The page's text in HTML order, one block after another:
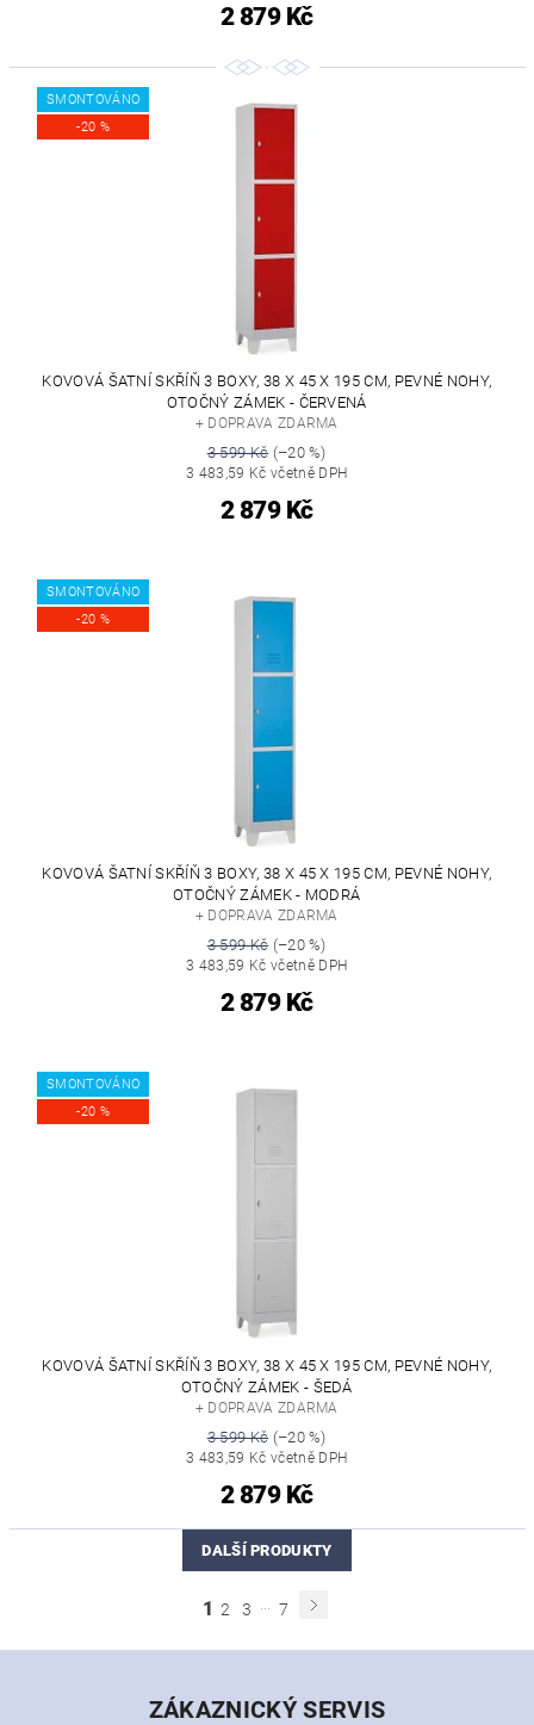
2 879 Kč
SMONTOVÁNO
-20 %
KOVOVÁ ŠATNÍ SKŘÍŇ 3 BOXY, 38 X 45 X 195 CM, PEVNÉ NOHY,
OTOČNÝ ZÁMEK - ČERVENÁ
+ DOPRAVA ZDARMA
3 599 Kč(–20 %)
3 483,59 Kč včetně DPH
2 879 Kč
SMONTOVÁNO
-20 %
KOVOVÁ ŠATNÍ SKŘÍŇ 3 BOXY, 38 X 45 X 195 CM, PEVNÉ NOHY,
OTOČNÝ ZÁMEK - MODRÁ
+ DOPRAVA ZDARMA
3 599 Kč(–20 %)
3 483,59 Kč včetně DPH
2 879 Kč
SMONTOVÁNO
-20 %
KOVOVÁ ŠATNÍ SKŘÍŇ 3 BOXY, 38 X 45 X 195 CM, PEVNÉ NOHY,
OTOČNÝ ZÁMEK - ŠEDÁ
+ DOPRAVA ZDARMA
3 599 Kč(–20 %)
3 483,59 Kč včetně DPH
2 879 Kč
DALŠÍ PRODUKTY
1 2 3 7
ZÁKAZNICKÝ SERVIS